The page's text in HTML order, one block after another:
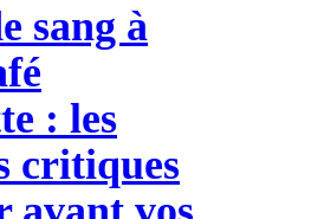
sang à
: les
critiques